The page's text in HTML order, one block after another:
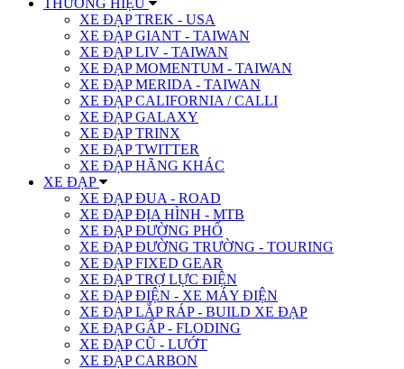
XE ĐẠP TREK - USA
XE ĐẠP GIANT - TAIWAN
XE ĐẠP LIV - TAIWAN
XE ĐẠP MOMENTUM - TAIWAN
XE ĐẠP MERIDA - TAIWAN
XE ĐẠP CALIFORNIA / CALLI
XE ĐẠP GALAXY
XE ĐẠP TRINX
XE ĐẠP TWITTER
XE ĐẠP HÃNG KHÁC
XE ĐẠP
XE ĐẠP ĐUA - ROAD
XE ĐẠP ĐỊA HÌNH - MTB
XE ĐẠP ĐƯỜNG PHỐ
XE ĐẠP ĐƯỜNG TRƯỜNG - TOURING
XE ĐẠP FIXED GEAR
XE ĐẠP TRỢ LỰC ĐIỆN
XE ĐẠP ĐIỆN - XE MÁY ĐIỆN
XE ĐẠP LẮP RÁP - BUILD XE ĐẠP
XE ĐẠP GẤP - FLODING
XE ĐẠP CŨ - LƯỚT
XE ĐẠP CARBON